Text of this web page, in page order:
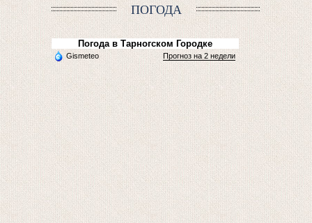
ПОГОДА
Погода в Тарногском Городке
Gismeteo Прогноз на 2 недели